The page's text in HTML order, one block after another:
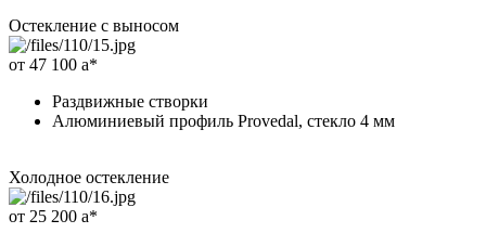
Остекление с выносом
от 47 100 a*
Раздвижные створки
Алюминиевый профиль Provedal, стекло 4 мм
Холодное остекление
от 25 200 a*